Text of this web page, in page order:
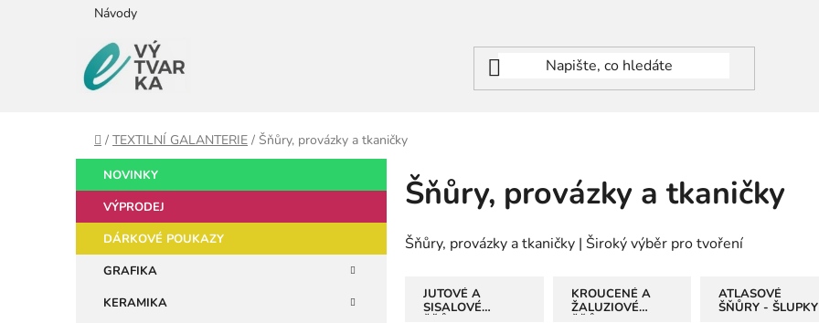
Návody
Domů
/ TEXTILNÍ GALANTERIE / Šňůry, provázky a tkaničky
o
s
r
Přeskočit
kategorie
a
e
NOVINKY
VÝPRODEJ
DÁRKOVÉ POUKAZY
GRAFIKA
KERAMIKA
Šňůry, provázky a tkaničky
Šňůry, provázky a tkaničky | Široký výběr pro tvoření
JUTOVÉ A
SISALOVÉ
KROUCENÉ A
ŽALUZIOVÉ
ATLASOVÉ
ŠŇŮRY - ŠLUPKY